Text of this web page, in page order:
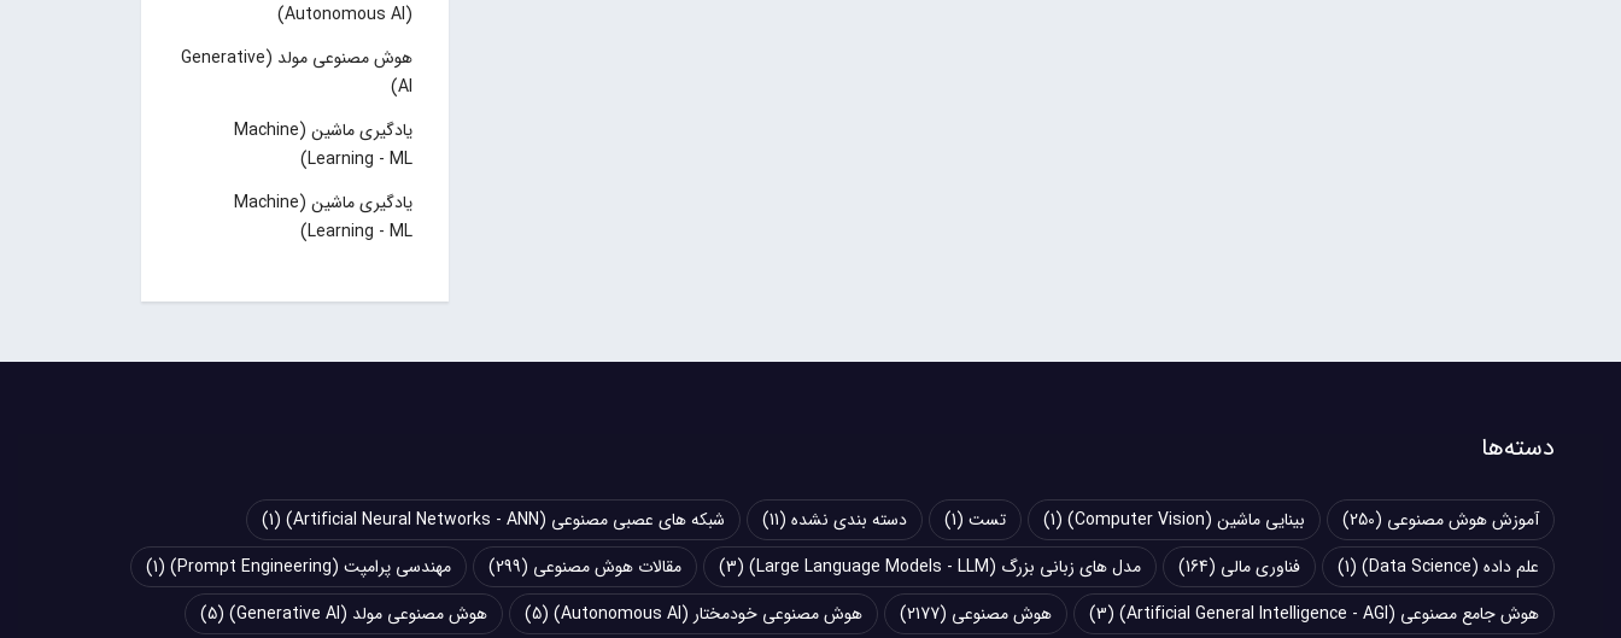
(Autonomous AI)
هوش مصنوعی مولد (Generative
AI)
یادگیری ماشین (Machine
Learning - ML)
یادگیری ماشین (Machine
Learning - ML)
دسته‌ها
آموزش هوش مصنوعی (250) بینایی ماشین (Computer Vision) (1) تست (1) دسته بندی نشده (11) شبکه های عصبی مصنوعی (Artificial Neural Networks - ANN)
(1)
علم داده (Data Science)
(1) فناوری مالی (164) مدل های زبانی بزرگ (Large Language Models - LLM) (3) مقالات هوش مصنوعی (299) مهندسی پرامپت (Prompt Engineering)
(1)
هوش جامع مصنوعی (Artificial General Intelligence - AGI)
(3) هوش مصنوعی (2177) هوش مصنوعی خودمختار (Autonomous AI) (5) هوش مصنوعی مولد (Generative AI) (5)